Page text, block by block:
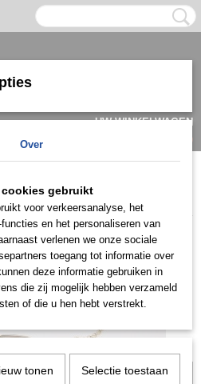
UW WINKELWAGEN
(0)
Goud/ witgoud >
het product onlangs in de zaak is
Over
gebruikt
voor verkeersanalyse, het
en het personaliseren van
verlenen we onze sociale
toegang tot informatie over
deze informatie gebruiken in
die zij mogelijk hebben verzameld
of die u hen hebt verstrekt.
tonen Selectie toestaan